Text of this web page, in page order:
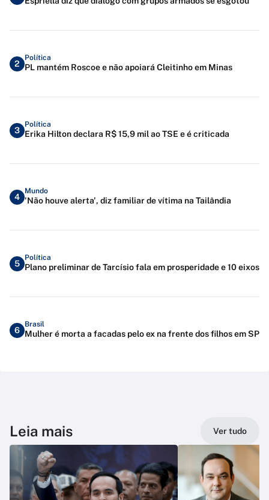
2
Política
PL mantém Roscoe e não apoiará Cleitinho em Minas
3
Política
Erika Hilton declara R$ 15,9 mil ao TSE e é criticada
4
Mundo
'Não houve alerta', diz familiar de vítima na Tailândia
5
Política
Plano preliminar de Tarcísio fala em prosperidade e 10 eixos
6
Brasil
Mulher é morta a facadas pelo ex na frente dos filhos em SP
Leia mais Ver tudo